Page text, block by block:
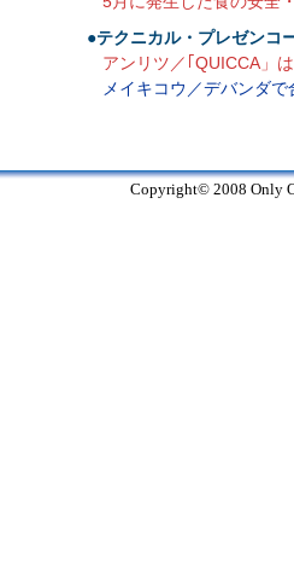
●テクニカル・プレゼンコ
アンリツ／｢QUICCA」
メイキコウ／デバンダ
Copyright© 2008 Only